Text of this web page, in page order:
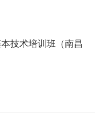
技术培训班（南昌